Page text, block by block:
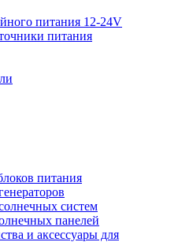
питания 12-24V
питания
питания
систем
панелей
и аксессуары для